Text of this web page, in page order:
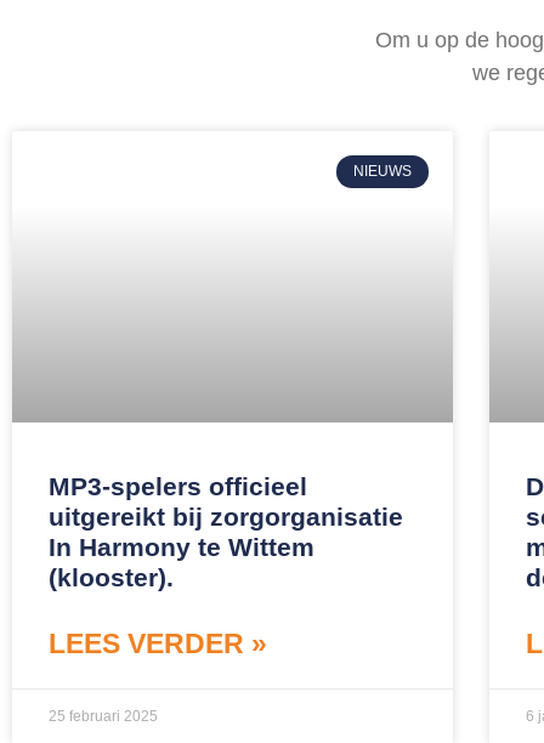
Om u op de
we
NIEUWS
MP3-spelers officieel
uitgereikt bij zorgorganisatie
In Harmony te Wittem
(klooster).
LEES VERDER »
25 februari 2025 6